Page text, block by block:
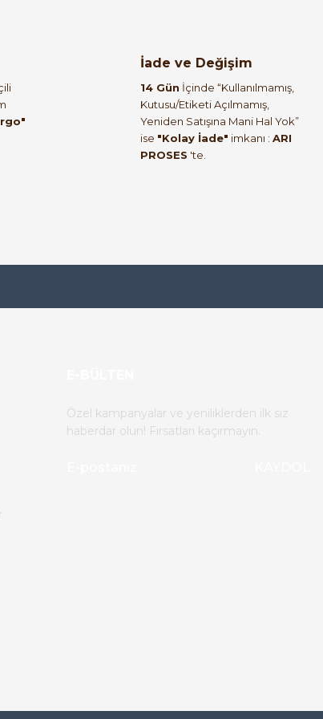
İade ve Değişim
14 Gün İçinde “Kullanılmamış,
Kutusu/Etiketi Açılmamış,
Yeniden Satışına Mani Hal Yok”
ise "Kolay İade" imkanı : ARI
PROSES 'te.
Özel kampanyalar ve yeniliklerden ilk siz
haberdar olun! Fırsatları kaçırmayın.